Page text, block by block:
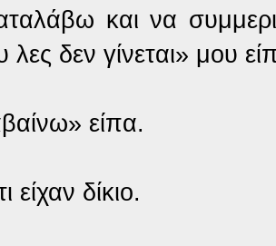
και να
λες δεν γίνεται» μου
είπα.
είχαν δίκιο.